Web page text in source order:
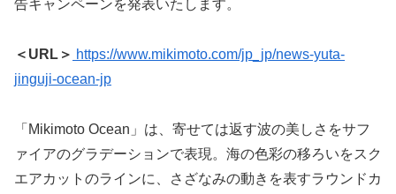
告キャンペーンを発表いたします。
＜URL＞ https://www.mikimoto.com/jp_jp/news-yuta-
jinguji-ocean-jp
「Mikimoto Ocean」は、寄せては返す波の美しさをサフ
ァイアのグラデーションで表現。海の色彩の移ろいをスク
エアカットのラインに、さざなみの動きを表すラウンドカ